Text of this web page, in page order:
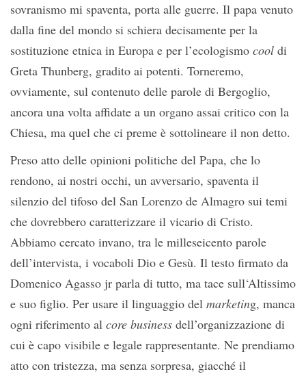
sovranismo mi spaventa, porta alle guerre. Il papa venuto
dalla fine del mondo si schiera decisamente per la
sostituzione etnica in Europa e per l’ecologismo cool di
Greta Thunberg, gradito ai potenti. Torneremo,
ovviamente, sul contenuto delle parole di Bergoglio,
ancora una volta affidate a un organo assai critico con la
Chiesa, ma quel che ci preme è sottolineare il non detto.
Preso atto delle opinioni politiche del Papa, che lo
rendono, ai nostri occhi, un avversario, spaventa il
silenzio del tifoso del San Lorenzo de Almagro sui temi
che dovrebbero caratterizzare il vicario di Cristo.
Abbiamo cercato invano, tra le milleseicento parole
dell’intervista, i vocaboli Dio e Gesù. Il testo firmato da
Domenico Agasso jr parla di tutto, ma tace sull‘Altissimo
e suo figlio. Per usare il linguaggio del marketing, manca
ogni riferimento al core business dell’organizzazione di
cui è capo visibile e legale rappresentante. Ne prendiamo
atto con tristezza, ma senza sorpresa, giacché il